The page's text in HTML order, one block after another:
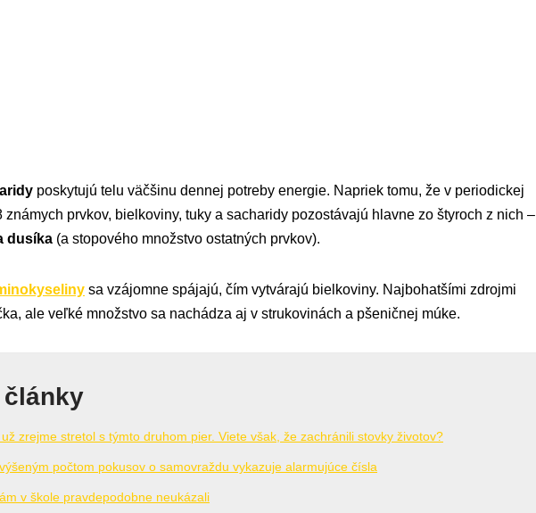
poskytujú telu väčšinu dennej potreby energie. Napriek tomu, že v periodickej
prvkov, bielkoviny, tuky a sacharidy pozostávajú hlavne zo štyroch z nich –
dusíka (a stopového množstvo ostatných prvkov).
sa vzájomne spájajú, čím vytvárajú bielkoviny. Najbohatšími zdrojmi
ale veľké množstvo sa nachádza aj v strukovinách a pšeničnej múke.
články
zrejme stretol s týmto druhom pier. Viete však, že zachránili stovky životov?
počtom pokusov o samovraždu vykazuje alarmujúce čísla
v škole pravdepodobne neukázali